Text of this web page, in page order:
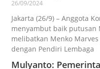
26/09/2024
Jakarta (26/9) – Anggota
menyambut baik putusan
melibatkan Menko
dengan Pendiri Lembaga
Mulyanto: